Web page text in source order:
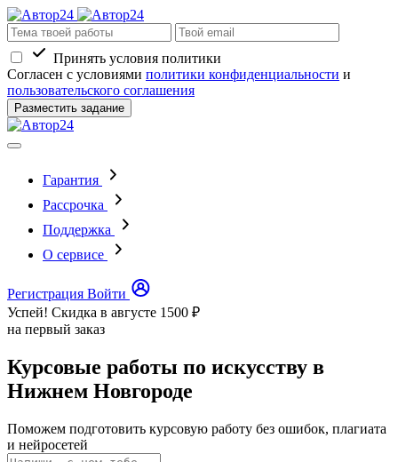
Принять условия политики
Согласен с условиями политики конфиденциальности и
пользовательского соглашения
Разместить задание
Гарантия
Рассрочка
Поддержка
О сервисе
Регистрация Войти
Успей! Скидка в августе 1500 ₽
на первый заказ
Курсовые работы по искусству в
Нижнем Новгороде
Поможем подготовить курсовую работу без ошибок, плагиата
и нейросетей